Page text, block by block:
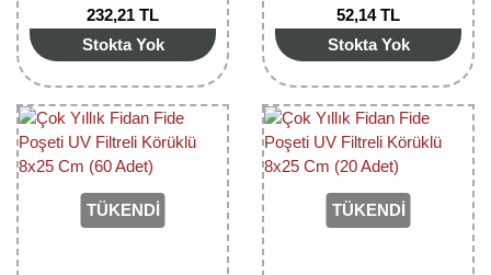
232,21 TL
Stokta Yok
52,14 TL
Stokta Yok
TÜKENDİ TÜKENDİ